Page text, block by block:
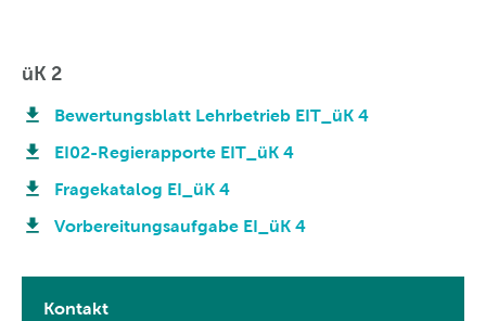
üK 2
Bewertungsblatt Lehrbetrieb EIT_üK 4
EI02-Regierapporte EIT_üK 4
Fragekatalog EI_üK 4
Vorbereitungsaufgabe EI_üK 4
Kontakt